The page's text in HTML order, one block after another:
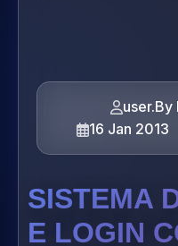
user.By
16 Jan 2013
SISTEMA
E LOGIN